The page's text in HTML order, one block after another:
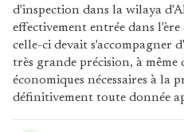
d'inspection dans la wilaya
effectivement entrée dans
celle-ci devait s'accompagner
très grande précision, à même
économiques nécessaires à la
définitivement toute donnée